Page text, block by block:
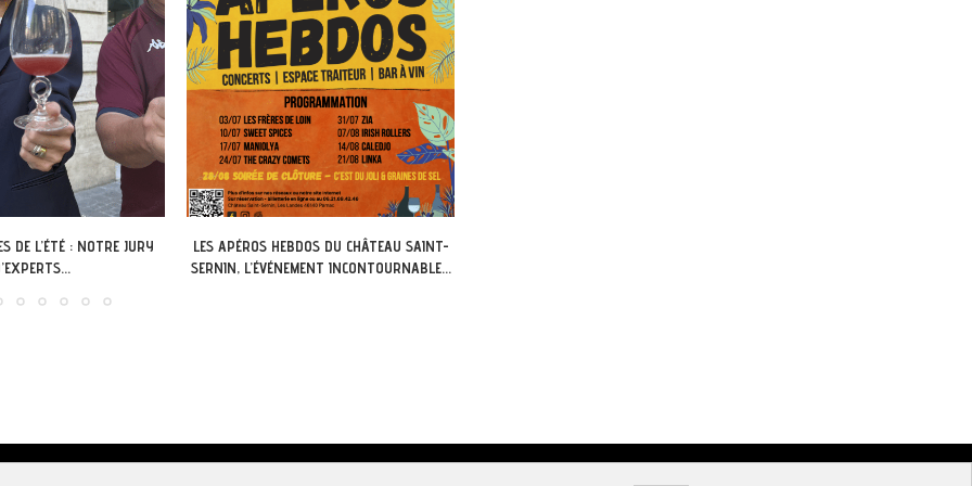
DU CHÂTEAU SAINT-
INCONTOURNABLE...
LOT OF SAVEURS : LA BILLETTERIE EST
OUVERTE...